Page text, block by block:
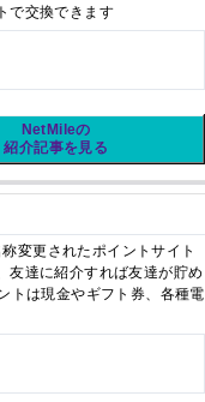
で交換できます
NetMileの
紹介記事を見る
変更されたポイントサイト
友達に紹介すれば友達が貯め
トは現金やギフト券、各種電